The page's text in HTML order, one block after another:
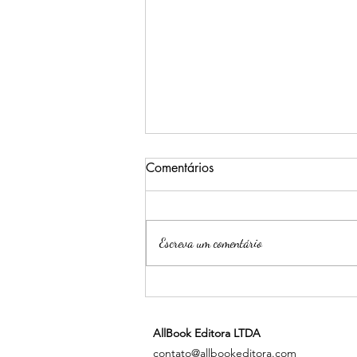
Comentários
Escreva um comentário
AllBook Editora LTDA
contato@allbookeditora.com